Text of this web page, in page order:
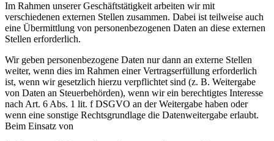
Im Rahmen unserer Geschäftstätigkeit arbeiten wir mit
verschiedenen externen Stellen zusammen. Dabei ist teilweise auch
eine Übermittlung von personenbezogenen Daten an diese externen
Stellen erforderlich.
Wir geben personenbezogene Daten nur dann an externe Stellen
weiter, wenn dies im Rahmen einer Vertragserfüllung erforderlich
ist, wenn wir gesetzlich hierzu verpflichtet sind (z. B. Weitergabe
von Daten an Steuerbehörden), wenn wir ein berechtigtes Interesse
nach Art. 6 Abs. 1 lit. f DSGVO an der Weitergabe haben oder
wenn eine sonstige Rechtsgrundlage die Datenweitergabe erlaubt.
Beim Einsatz von